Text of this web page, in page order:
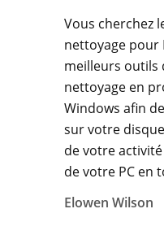
Vous cherchez
nettoyage pour
meilleurs outils
nettoyage en
Windows afin
sur votre
de votre
de votre PC en
Elowen Wilson